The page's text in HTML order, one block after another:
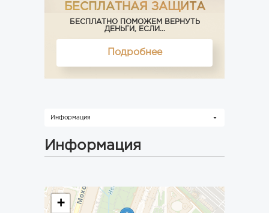
БЕСПЛАТНАЯ ЗАЩИТА
БЕСПЛАТНО ПОМОЖЕМ ВЕРНУТЬ
ДЕНЬГИ, ЕСЛИ...
Подробнее
Информация
Информация
+